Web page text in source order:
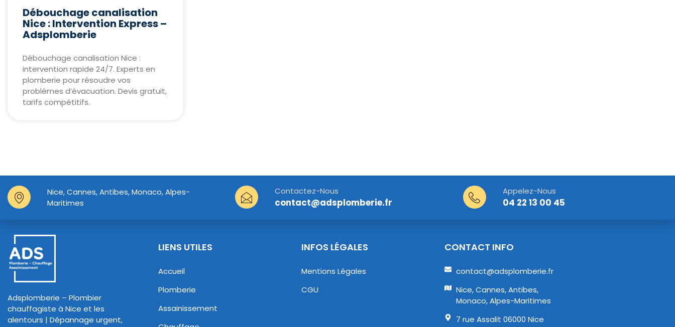
Débouchage canalisation
Nice : Intervention Express –
Adsplomberie
Débouchage canalisation Nice :
intervention rapide 24/7. Experts en
plomberie pour résoudre vos
problèmes d’évacuation. Devis gratuit,
tarifs compétitifs.
Nice, Cannes, Antibes, Monaco, Alpes-
Maritimes
Contactez-Nous
contact@adsplomberie.fr
Appelez-Nous
04 22 13 00 45
Adsplomberie – Plombier
chauffagiste à Nice et les
alentours | Dépannage urgent,
LIENS UTILES
Accueil
Plomberie
Assainissement
INFOS LÉGALES
Mentions Légales
CGU
CONTACT INFO
contact@adsplomberie.fr
Nice, Cannes, Antibes,
Monaco, Alpes-Maritimes
7 rue Assalit 06000 Nice